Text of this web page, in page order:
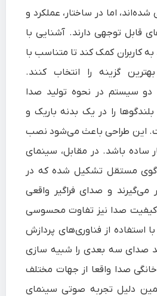
اما در ساختار، عملکرد و
قابل توجهی دارند. آشنایی با
کاربران کمک کند تا متناسب با
گزینه را انتخاب کنند.
دو سیستم در نحوه تولید صدا
را در یک بدنه باریک و
این طراحی باعث می‌شود نصب
ساده باشد. در مقابل، سینمای
مستقل تشکیل شده که در
می‌گیرند و صدای فراگیر واقعی
کیفیت صدا نیز تفاوت محسوسی
استفاده از فناوری‌های پردازش
صدای سه‌ بعدی را شبیه‌ سازی
صدا واقعا از جهات مختلف
دلیل تجربه صوتی سینمای